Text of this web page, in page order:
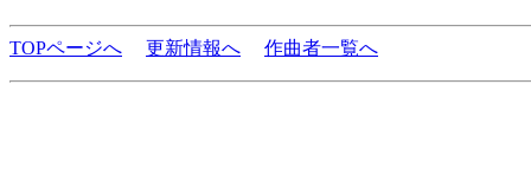
TOPページへ 更新情報へ 作曲者一覧へ